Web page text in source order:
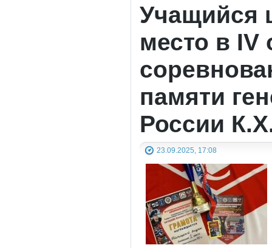
Учащийся
место в
памяти
России
23.09.2025, 17:08